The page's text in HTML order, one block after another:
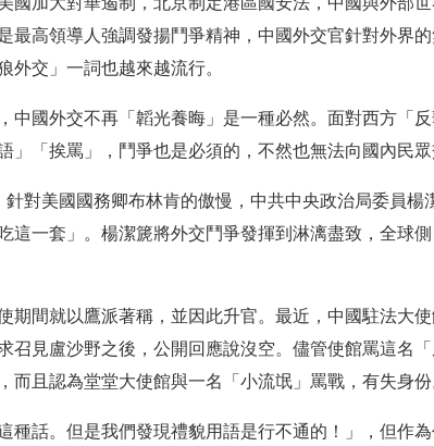
最高領導人強調發揚鬥爭精神，中國外交官針對外界
外交」一詞也越來越流行。
中國外交不再「韜光養晦」是一種必然。面對西方「
」「挨罵」，鬥爭也是必須的，不然也無法向國內民眾
對美國國務卿布林肯的傲慢，中共中央政治局委員楊
這一套」。楊潔篪將外交鬥爭發揮到淋漓盡致，全球
期間就以鷹派著稱，並因此升官。最近，中國駐法大
召見盧沙野之後，公開回應說沒空。儘管使館罵這名
而且認為堂堂大使館與一名「小流氓」罵戰，有失身份
種話。但是我們發現禮貌用語是行不通的！」，但作